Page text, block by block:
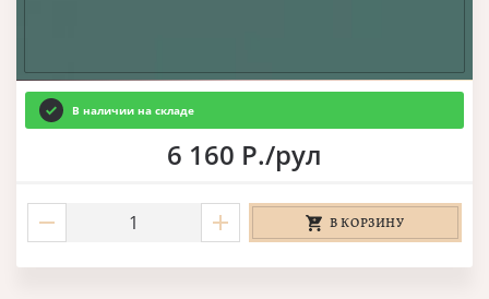
В наличии на складе
6 160 Р./рул
В КОРЗИНУ